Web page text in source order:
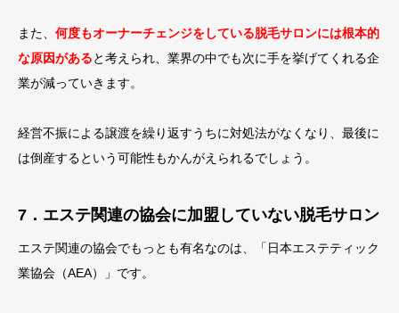
また、 何度もオーナーチェンジをしている脱毛サロンには根本的
な原因があると考えられ、業界の中でも次に手を挙げてくれる企
業が減っていきます。
経営不振による譲渡を繰り返すうちに対処法がなくなり、最後に
は倒産するという可能性もかんがえられるでしょう。
7．エステ関連の協会に加盟していない脱毛サロン
エステ関連の協会でもっとも有名なのは、「日本エステティック
業協会（AEA）」です。